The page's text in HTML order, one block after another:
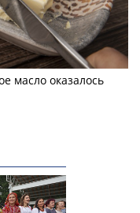
масло оказалось